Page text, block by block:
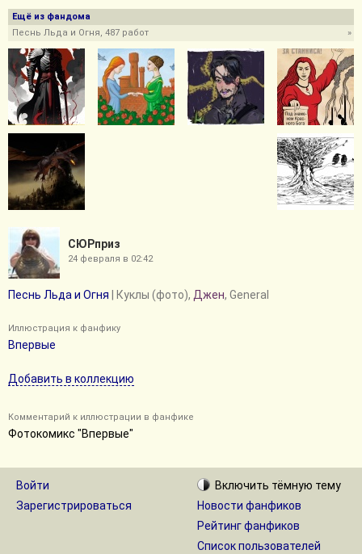
СЮРприз
24 февраля в 02:42
Песнь Льда и Огня | Куклы (фото), Джен, General
Иллюстрация к фанфику
Впервые
Добавить в коллекцию
Комментарий к иллюстрации в фанфике
Фотокомикс "Впервые"
Ещё из фандома
»
Песнь Льда и Огня, 487 работ
Войти
Зарегистрироваться
Включить тёмную тему
Новости фанфиков
Рейтинг фанфиков
Список пользователей